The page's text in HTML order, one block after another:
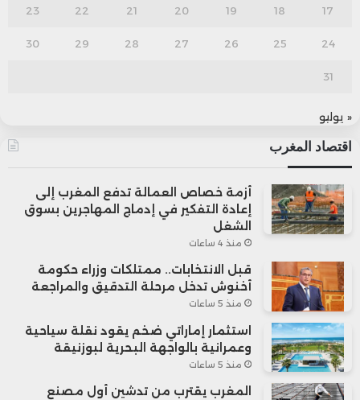
17
18
19
20
21
22
23
24
25
26
27
28
29
30
31
« يوليو
اقتصاد المغرب
أزمة خصاص العمالة تدفع المغرب إلى
إعادة التفكير في إدماج المهاجرين بسوق
الشغل
منذ 4 ساعات
قبل الانتخابات.. ممتلكات وزراء حكومة
أخنوش تدخل مرحلة التدقيق والمراجعة
منذ 5 ساعات
استثمار إماراتي ضخم يقود نقلة سياحية
وعمرانية بالواجهة البحرية لبوزنيقة
منذ 5 ساعات
المغرب يقترب من تدشين أول مصنع